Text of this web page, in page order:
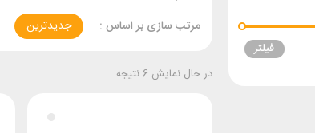
مرتب سازی بر اساس : جدیدترین
در حال نمایش 6 نتیجه
فیلتر